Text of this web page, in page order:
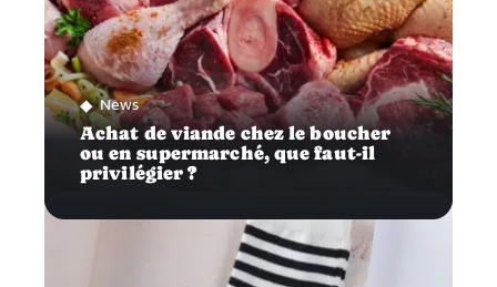
News
Achat de viande chez le boucher
ou en supermarché, que faut-il
privilégier ?